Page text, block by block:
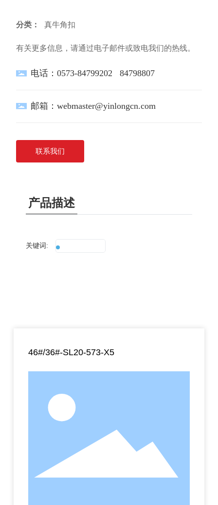
分类： 真牛角扣
有关更多信息，请通过电子邮件或致电我们的热线。
电话：0573-84799202 84798807
邮箱：webmaster@yinlongcn.com
联系我们
产品描述
关键词:
46#/36#-SL20-573-X5